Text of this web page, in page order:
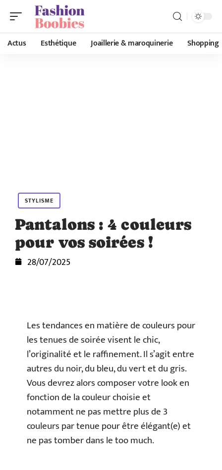
Actus Esthétique Joaillerie & maroquinerie Shopping
STYLISME
Pantalons : 4 couleurs
pour vos soirées !
28/07/2025
Les tendances en matière de couleurs pour
les tenues de soirée visent le chic,
l’originalité et le raffinement. Il s’agit entre
autres du noir, du bleu, du vert et du gris.
Vous devrez alors composer votre look en
fonction de la couleur choisie et
notamment ne pas mettre plus de 3
couleurs par tenue pour être élégant(e) et
ne pas tomber dans le too much.